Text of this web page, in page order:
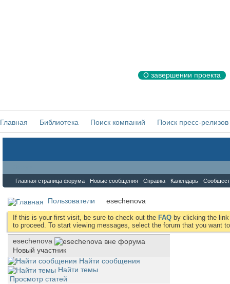
О завершении проекта
Главная Библиотека Поиск компаний Поиск пресс-релизов
Главная страница форума Новые сообщения Справка Календарь
Пользователи esechenova
If this is your first visit, be sure to check out the FAQ by clicking the
to proceed. To start viewing messages, select the forum that you want
esechenova
Новый участник
Найти сообщения
Найти темы
Просмотр статей